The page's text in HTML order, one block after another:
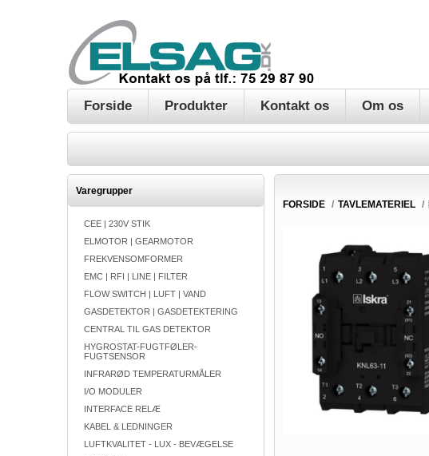
Forside Produkter Kontakt os Om os
Varegrupper
CEE | 230V STIK
ELMOTOR | GEARMOTOR
FREKVENSOMFORMER
EMC | RFI | LINE | FILTER
FLOW SWITCH | LUFT | VAND
GASDETEKTOR | GASDETEKTERING
CENTRAL TIL GAS DETEKTOR
HYGROSTAT-FUGTFØLER-
FUGTSENSOR
INFRARØD TEMPERATURMÅLER
I/O MODULER
INTERFACE RELÆ
KABEL & LEDNINGER
LUFTKVALITET - LUX - BEVÆGELSE
FORSIDE / TAVLEMATERIEL /